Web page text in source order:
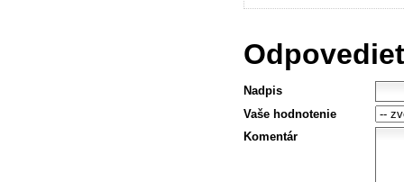
Nadpis
Vaše hodnotenie
Komentár